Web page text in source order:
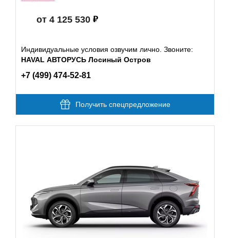
от 4 125 530
Индивидуальные условия озвучим лично. Звоните:
HAVAL АВТОРУСЬ Лосиный Остров
+7 (499) 474-52-81
Получить спецпредложение